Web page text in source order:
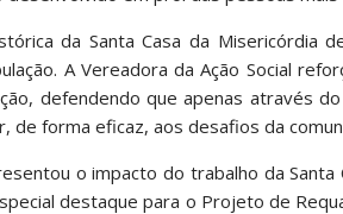
da Santa Casa da Misericórdia
A Vereadora da Ação Social
defendendo que apenas através
de forma eficaz, aos desafios da
o impacto do trabalho da Santa
destaque para o Projeto de